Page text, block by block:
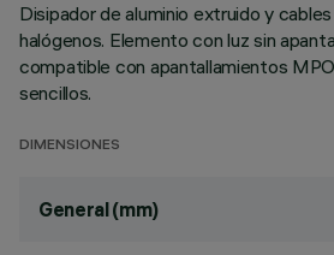
Disipador de aluminio extruido y
halógenos. Elemento con luz sin
compatible con apantallamientos
sencillos.
DIMENSIONES
General (mm)